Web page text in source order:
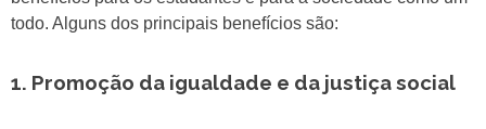
todo. Alguns dos principais benefícios são:
1. Promoção da igualdade e da justiça social